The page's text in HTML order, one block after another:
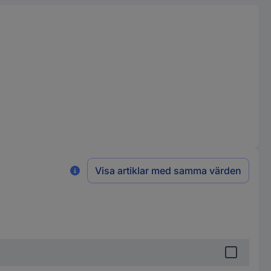
Visa artiklar med samma värden